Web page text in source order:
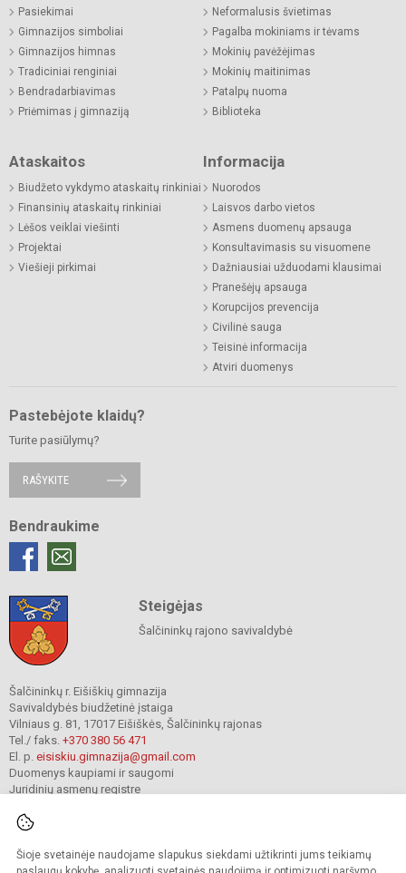
Šioje svetainėje naudojame slapukus siekdami užtikrinti jums teikiamų
Pasiekimai
Gimnazijos simboliai
Gimnazijos himnas
Tradiciniai renginiai
Bendradarbiavimas
Priėmimas į gimnaziją
Neformalusis švietimas
Pagalba mokiniams ir tėvams
Mokinių pavėžėjimas
Mokinių maitinimas
Patalpų nuoma
Biblioteka
Ataskaitos
Biudžeto vykdymo ataskaitų rinkiniai
Finansinių ataskaitų rinkiniai
Lėšos veiklai viešinti
Projektai
Viešieji pirkimai
Informacija
Nuorodos
Laisvos darbo vietos
Asmens duomenų apsauga
Konsultavimasis su visuomene
Dažniausiai užduodami klausimai
Pranešėjų apsauga
Korupcijos prevencija
Civilinė sauga
Teisinė informacija
Atviri duomenys
Pastebėjote klaidų?
Turite pasiūlymų?
RAŠYKITE
Bendraukime
Steigėjas
Šalčininkų rajono savivaldybė
Šalčininkų r. Eišiškių gimnazija
Savivaldybės biudžetinė įstaiga
Vilniaus g. 81, 17017 Eišiškės, Šalčininkų rajonas
Tel./ faks. +370 380 56 471
El. p. eisiskiu.gimnazija@gmail.com
Duomenys kaupiami ir saugomi
Juridinių asmenų registre
© 2024. Šalčininkų r. Eišiškių gimnazija. Visos teisės saugomos.